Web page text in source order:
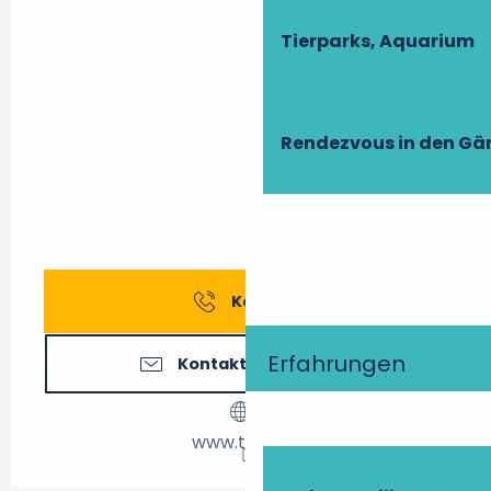
Tierparks, Aquarium
Rendezvous in den
Erfahrungen
Kontakt
Kontaktieren Sie uns
www.tours.fr